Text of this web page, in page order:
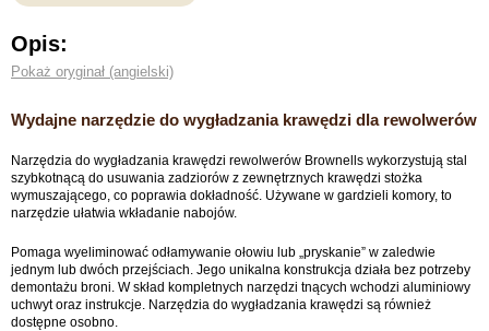
Opis:
Pokaż oryginał (angielski)
Wydajne narzędzie do wygładzania krawędzi dla rewolwerów
Narzędzia do wygładzania krawędzi rewolwerów Brownells wykorzystują stal
szybkotnącą do usuwania zadziorów z zewnętrznych krawędzi stożka
wymuszającego, co poprawia dokładność. Używane w gardzieli komory, to
narzędzie ułatwia wkładanie nabojów.
Pomaga wyeliminować odłamywanie ołowiu lub „pryskanie” w zaledwie
jednym lub dwóch przejściach. Jego unikalna konstrukcja działa bez potrzeby
demontażu broni. W skład kompletnych narzędzi tnących wchodzi aluminiowy
uchwyt oraz instrukcje. Narzędzia do wygładzania krawędzi są również
dostępne osobno.